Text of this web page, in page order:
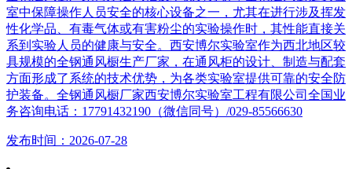
室中保障操作人员安全的核心设备之一，尤其在进行涉及挥发
性化学品、有毒气体或有害粉尘的实验操作时，其性能直接关
系到实验人员的健康与安全。西安博尔实验室作为西北地区较
具规模的全钢通风橱生产厂家，在通风柜的设计、制造与配套
方面形成了系统的技术优势，为各类实验室提供可靠的安全防
护装备。全钢通风橱厂家西安博尔实验室工程有限公司全国业
务咨询电话：17791432190（微信同号）/029-85566630
发布时间：2026-07-28